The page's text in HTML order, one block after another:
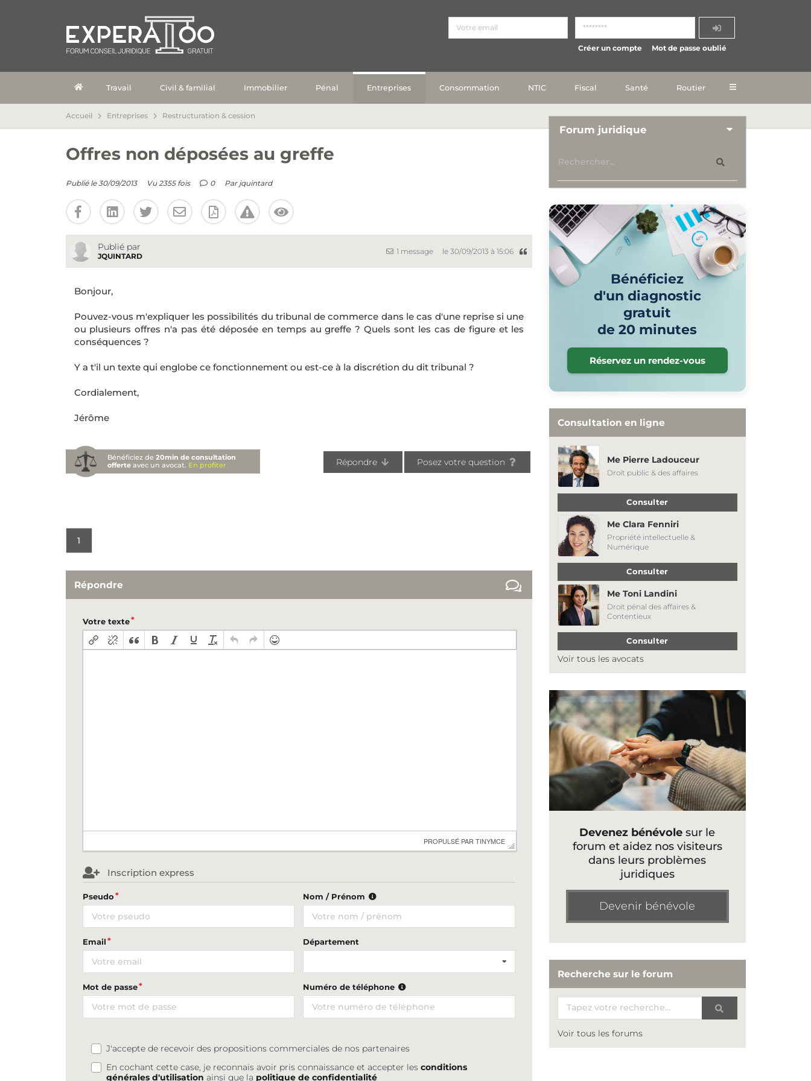
Créer un compte Mot de passe oublié
Travail Civil & familial Immobilier Pénal Entreprises Consommation NTIC Fiscal Santé Routier
Accueil Entreprises Restructuration & cession
Offres non déposées au greffe
Publié le 30/09/2013 Vu 2355 fois 0 Par jquintard
Publié par
JQUINTARD
1 message le 30/09/2013 à 15:06
Bonjour,
Pouvez-vous m'expliquer les possibilités du tribunal de commerce dans le cas d'une reprise si une
ou plusieurs offres n'a pas été déposée en temps au greffe ? Quels sont les cas de figure et les
conséquences ?
Y a t'il un texte qui englobe ce fonctionnement ou est-ce à la discrétion du dit tribunal ?
Cordialement,
Jérôme
Bénéficiez de20min de consultation
offerte avec un avocat. En profiter Répondre Posez votre question
1
Répondre
Votre texte
PROPULSÉ PAR TINYMCE
Inscription express
Pseudo Nom / Prénom
Email Département
Mot de passe Numéro de téléphone
J'accepte de recevoir des propositions commerciales de nos partenaires
En cochant cette case, je reconnais avoir pris connaissance et accepter lesconditions
générales d'utilisation ainsi que la politique de confidentialité
Forum juridique
Bénéficiez
d'un diagnostic
gratuit
de 20 minutes
Réservez un rendez-vous
Consultation en ligne
Me Pierre Ladouceur
Droit public & des affaires
Consulter
Me Clara Fenniri
Propriété intellectuelle &
Numérique
Consulter
Me Toni Landini
Droit pénal des affaires &
Contentieux
Consulter
Voir tous les avocats
Devenez bénévole sur le
forum et aidez nos visiteurs
dans leurs problèmes
juridiques
Devenir bénévole
Recherche sur le forum
Voir tous les forums